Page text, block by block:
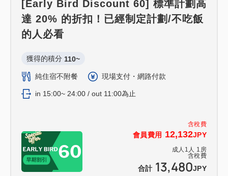
含稅費
會員費用 12,132JPY
成人 1 人 1 房
含稅費
合計 13,480JPY
[Early Bird Discount 60] 標準計劃高
達 20% 的折扣！已經制定計劃/不吃飯
的人必看
獲得的積分 110~
純住宿不附餐 現場支付・網路付款
in 15:00~ 24:00 / out 11:00為止